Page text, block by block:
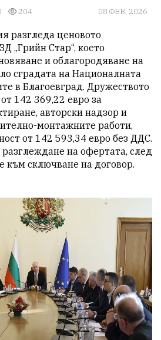
204 08 ФЕВ, 2026
разгледа ценовото
„Грийн Стар“, което
и облагородяване на
сградата на Националната
в Благоевград. Дружеството
142 369,22 евро за
авторски надзор и
монтажните работи,
от 142 593,34 евро без ДДС.
на офертата, след
към сключване на договор.